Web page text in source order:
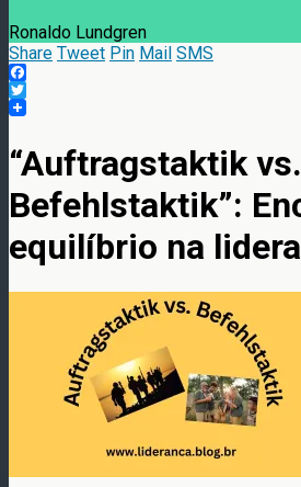
Ronaldo Lundgren
Share Tweet Pin Mail SMS
Facebook
Twitter
“Auftragstaktik vs.
Befehlstaktik”:
equilíbrio na